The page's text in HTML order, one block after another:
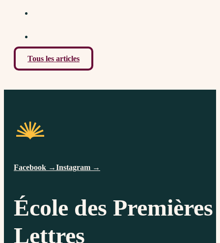
Tous les articles
Facebook →Instagram →
École des Premières
Lettres